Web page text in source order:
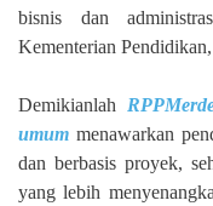
bisnis dan
Kementerian
Demikianlah
umum menawarkan
dan berbasis proyek,
yang lebih